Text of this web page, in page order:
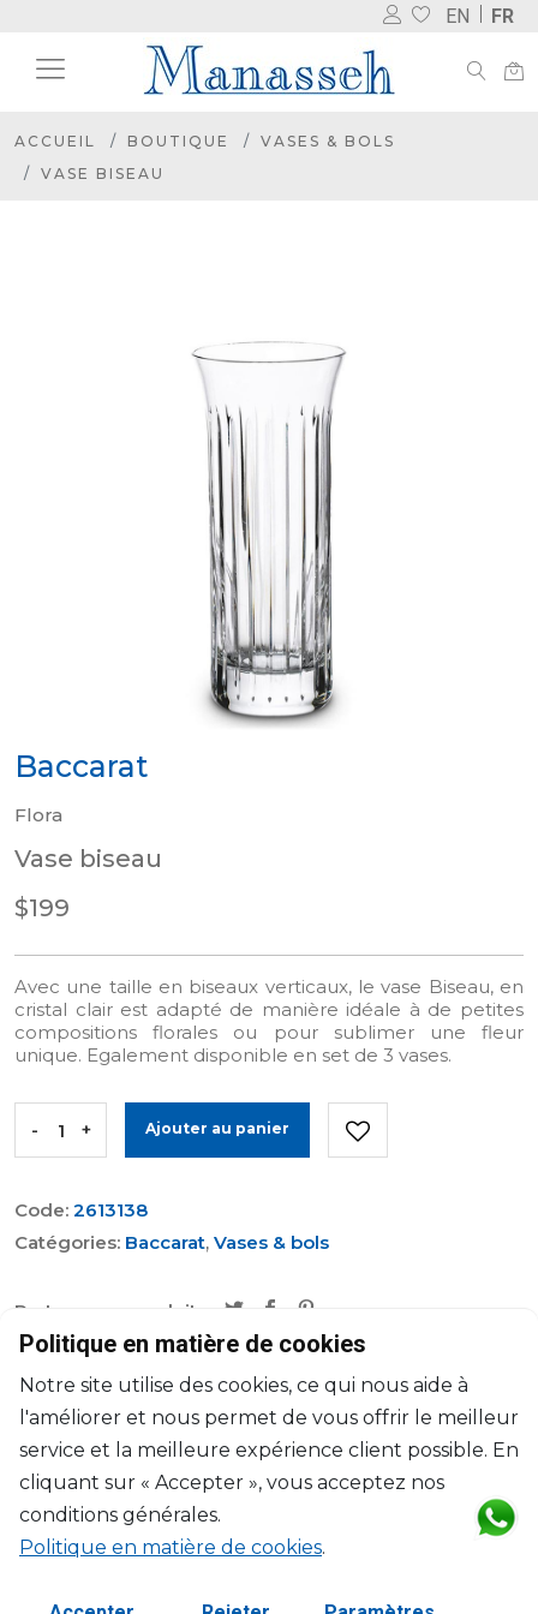
EN FR
ACCUEIL BOUTIQUE
VASES & BOLS
VASE BISEAU
Baccarat
Flora
Vase biseau
$199
Avec une taille en biseaux verticaux, le vase Biseau, en
cristal clair est adapté de manière idéale à de petites
compositions florales ou pour sublimer une fleur
unique. Egalement disponible en set de 3 vases.
- + Ajouter au panier
Code: 2613138
Catégories: Baccarat, Vases & bols
Partager ce produit:
Caractéristiques
Marque Baccarat
Collection
Dimensions H: 18cm
Politique en matière de cookies
Notre site utilise des cookies, ce qui nous aide à
l'améliorer et nous permet de vous offrir le meilleur
service et la meilleure expérience client possible. En
cliquant sur « Accepter », vous acceptez nos
conditions générales.
Politique en matière de cookies.